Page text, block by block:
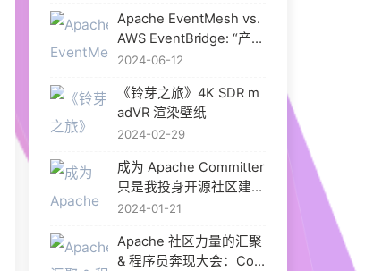
Apache EventMesh vs.
AWS EventBridge: “产品
化” 是开源中间件的出路
2024-06-12
《铃芽之旅》4K SDR m
adVR 渲染壁纸
2024-02-29
成为 Apache Committer
只是我投身开源社区建设
的开始
2024-01-21
Apache 社区力量的汇聚
& 程序员奔现大会：Com